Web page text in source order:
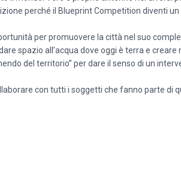
perché il Blueprint Competition diventi
per promuovere la città nel suo
spazio all’acqua dove oggi è terra e creare
del territorio” per dare il senso di un
con tutti i soggetti che fanno parte di